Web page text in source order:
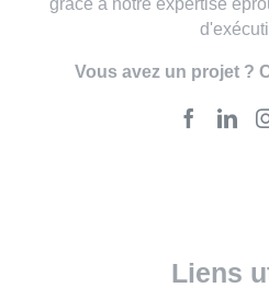
grâce à notre expertise
Vous avez un projet ?
Liens